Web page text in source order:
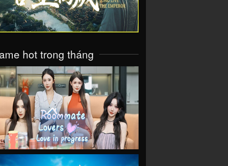
hot trong tháng
VIEW